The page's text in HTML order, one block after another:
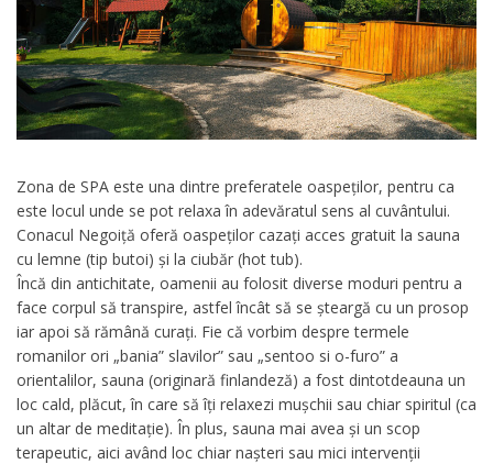
Zona de SPA este una dintre preferatele oaspeților, pentru ca
este locul unde se pot relaxa în adevăratul sens al cuvântului.
Conacul Negoiță oferă oaspeților cazați acces gratuit la sauna
cu lemne (tip butoi) și la ciubăr (hot tub).
Încă din antichitate, oamenii au folosit diverse moduri pentru a
face corpul să transpire, astfel încât să se șteargă cu un prosop
iar apoi să rămână curați. Fie că vorbim despre termele
romanilor ori „bania” slavilor” sau „sentoo si o-furo” a
orientalilor, sauna (originară finlandeză) a fost dintotdeauna un
loc cald, plăcut, în care să îți relaxezi mușchii sau chiar spiritul (ca
un altar de meditație). În plus, sauna mai avea și un scop
terapeutic, aici având loc chiar nașteri sau mici intervenții